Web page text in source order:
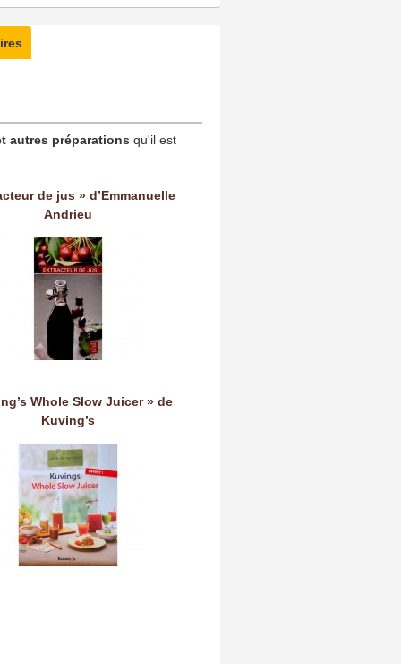
autres préparations qu'il est
de jus » d’Emmanuelle
Andrieu
Whole Slow Juicer » de
Kuving’s